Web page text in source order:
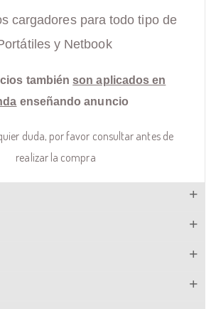
cargadores para todo tipo de
y Netbook
también son aplicados en
enseñando anuncio
duda, por favor consultar antes de
realizar la compra